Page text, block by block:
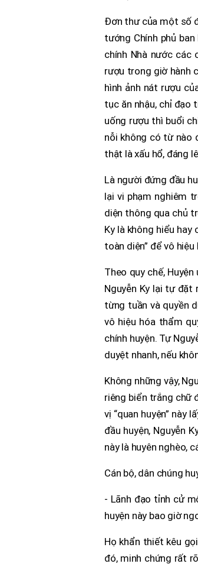
Đơn thư của một số
tướng Chính phủ
chính Nhà nước các
rượu trong giờ hành
hình ảnh nát rượu
tục ăn nhậu, chỉ đạo
uống rượu thì buổi
nỗi không có từ nào
thật là xấu hổ, đáng
Là người đứng đầu
lại vi phạm nghiêm
diện thông qua chủ
Ky là không hiểu hay
toàn diện” để vô
Theo quy chế,
Nguyễn Ky lại tự đặt
từng tuần và quyền
vô hiệu hóa thẩm
chính huyện. Tự
duyệt nhanh, nếu
Không những vậy,
riêng biển trắng chữ
vị “quan huyện” này
đầu huyện, Nguyễn
này là huyên nghèo,
Cán bộ, dân chúng
- Lãnh đạo tỉnh cử
huyện này bao giờ
Họ khẩn thiết kêu
đó, minh chứng rất